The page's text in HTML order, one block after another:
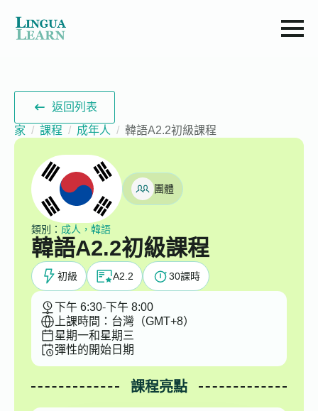
返回列表
家
課程 成年人 韓語A2.2初級課程
團體
類別： 成人，韓語
韓語A2.2初級課程
初級 A2.2 30課時
下午 6:30-下午 8:00
上課時間：台灣（GMT+8）
星期一和星期三
彈性的開始日期
課程亮點